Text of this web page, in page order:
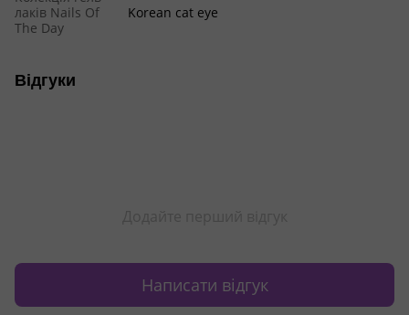
лаків Nails Of
The Day
Korean cat eye
Відгуки
Написати відгук